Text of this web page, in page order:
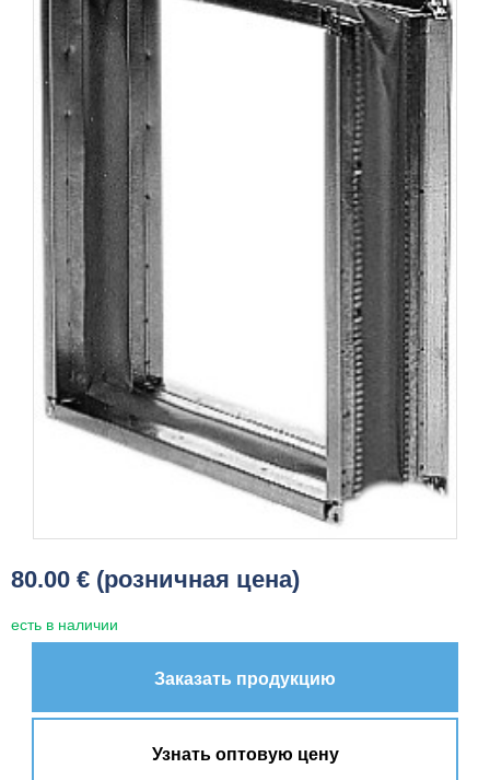
80.00 € (розничная цена)
есть в наличии
Заказать продукцию
Узнать оптовую цену